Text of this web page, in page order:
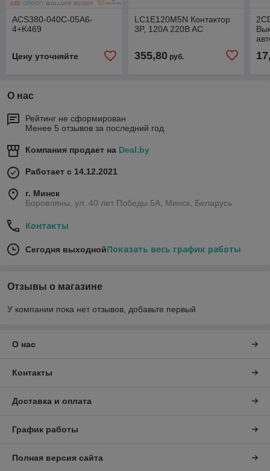
ACS380-040C-05A6-
4+K469
Цену уточняйте
LC1E120M5N Контактор
3P, 120A 220B AC
355,80руб.
О нас
Рейтинг не сформирован
Менее 5 отзывов за последний год
Компания продает на Deal.by
Работает с 14.12.2021
г. Минск
Боровляны, ул. 40 лет Победы 5A, Минск, Беларусь
Контакты
Сегодня выходнойПоказать весь график работы
Отзывы о магазине
У компании пока нет отзывов, добавьте первый
О нас
Контакты
Доставка и оплата
График работы
Полная версия сайта